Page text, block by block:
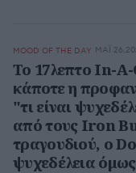
MOOD OF THE DAY ΜΆΙ
To 17λεπτο In-
κάποτε η
"τι είναι
από τους Iron
τραγουδιού, ο
ψυχεδέλεια όμως